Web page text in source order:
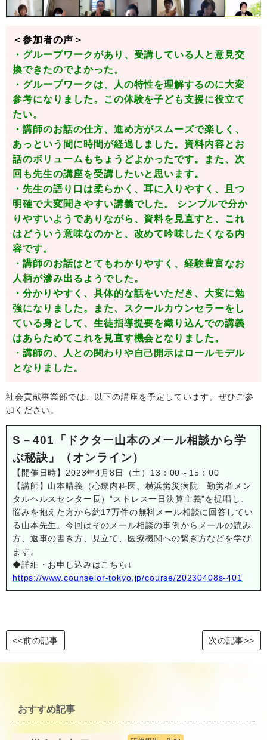
＜参加者の声＞
・グループワークがあり、受講している人と意見交
換できたのでよかった。
・グループワークは、人の特性を理解するのに大変
参考になりました。この体験を子ども支援に役立て
たい。
・講師のお話の仕方、進め方がスムーズで楽しく、
あっという間に時間が経過しました。資料内容とお
話のボリュームもちょうどよかったです。また、次
回も先生の講座を受講したいと思います。
・先生の語り口は柔らかく、耳に入りやすく、且つ
明確で大変聞きやすい講義でした。 シンプルで分か
りやすいようでありながら、資料を見直すと、これ
はどういう意味なのかと、改めて吟味したくなる内
容です。
・講師のお話はとてもわかりやすく、経験豊富なお
人柄が滲み出るようでした。
・分かりやすく、具体的な話をいただき、大変に勉
強になりました。また、スクールカウンセラーをし
ている身として、生徒指導提要を織り込んでの講義
はあらためてこれを見直す機会となりました。
・講師の、人との関わりや自己開示はロールモデル
となりました。
社会貢献事業部では、以下の講座を予定しています。ぜひご参
加ください。
S－401「ドクター山本のメール相談から学
ぶ秘訣」（オンライン）
【開催日時】2023年4月8日（土）13：00～15：00
【講師】山本晴義（心療内科医、横浜労災病院 勤労者メン
タルヘルスセンター長）“ストレス一日決算主義”を提唱し、
悩みを抱えた方から約17万件の無料メール相談に回答してい
る山本先生。今回はそのメール相談の事例からメールの読み
方、返事の書き方、見立て、医療機関への繋ぎ方などを学び
ます。
◆詳細・お申し込みはこちら↓
https://www.counselor-tokyo.jp/course/20230408s-401
<<前の記事 次の記事>>
おすすめ記事